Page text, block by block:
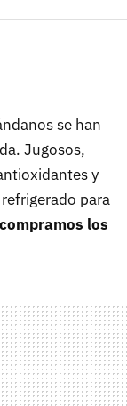
se han
Jugosos,
y
para
los